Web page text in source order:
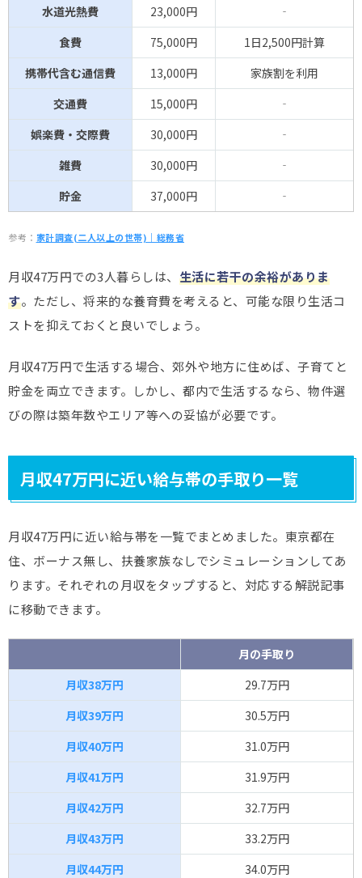
水道光熱費
23,000円
‐
食費
75,000円
1日2,500円計算
携帯代含む通信費
13,000円
家族割を利用
交通費
15,000円
‐
娯楽費・交際費
30,000円
‐
雑費
30,000円
‐
貯金
37,000円 ‐
参考： 家計調査(二人以上の世帯)｜総務省
月収47万円での3人暮らしは、 生活に若干の余裕がありま
す。ただし、将来的な養育費を考えると、可能な限り生活コ
ストを抑えておくと良いでしょう。
月収47万円で生活する場合、郊外や地方に住めば、子育てと
貯金を両立できます。しかし、都内で生活するなら、物件選
びの際は築年数やエリア等への妥協が必要です。
月収47万円に近い給与帯の手取り一覧
月収47万円に近い給与帯を一覧でまとめました。東京都在
住、ボーナス無し、扶養家族なしでシミュレーションしてあ
ります。それぞれの月収をタップすると、対応する解説記事
に移動できます。
月の手取り
月収38万円
29.7万円
月収39万円
30.5万円
月収40万円
31.0万円
月収41万円
31.9万円
月収42万円
32.7万円
月収43万円
33.2万円
月収44万円
34.0万円